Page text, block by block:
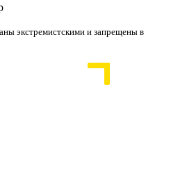
экстремистскими и запрещены в